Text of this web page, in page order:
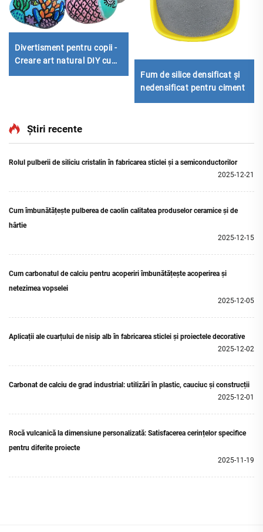
Negru
Divertisment pentru copii -
Creare art natural DIY cu
Fum de silice densificat și
nedensificat pentru ciment
Știri recente
Rolul pulberii de siliciu cristalin în fabricarea sticlei și a semiconductorilor
2025-12-21
Cum îmbunătățește pulberea de caolin calitatea produselor ceramice și de
hârtie
2025-12-15
Cum carbonatul de calciu pentru acoperiri îmbunătățește acoperirea și
netezimea vopselei
2025-12-05
Aplicații ale cuarțului de nisip alb în fabricarea sticlei și proiectele decorative
2025-12-02
Carbonat de calciu de grad industrial: utilizări în plastic, cauciuc și construcții
2025-12-01
Rocă vulcanică la dimensiune personalizată: Satisfacerea cerințelor specifice
pentru diferite proiecte
2025-11-19